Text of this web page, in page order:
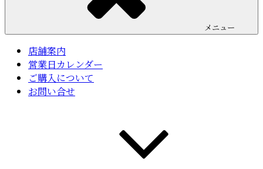
メニュー
店舗案内
営業日カレンダー
ご購入について
お問い合せ